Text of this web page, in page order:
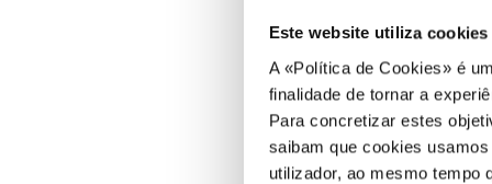
Este website utiliza
A «Política de Cookies» é
finalidade de tornar a
Para concretizar estes
saibam que cookies
utilizador, ao mesmo tempo